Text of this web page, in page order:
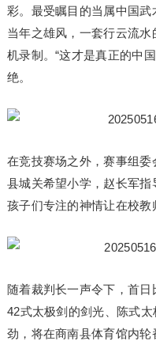
彩。最受瞩目的当属中国
当年之雄风，一套行云流水
机录制。“这才是真正的中
绝。
在竞技赛场之外，赛事组委
县城关希望小学，赵长军指
孩子们专注的神情让在校教
随着裁判长一声令下，首日
42式太极剑的剑光、陈式
劲，将在商南县体育馆内